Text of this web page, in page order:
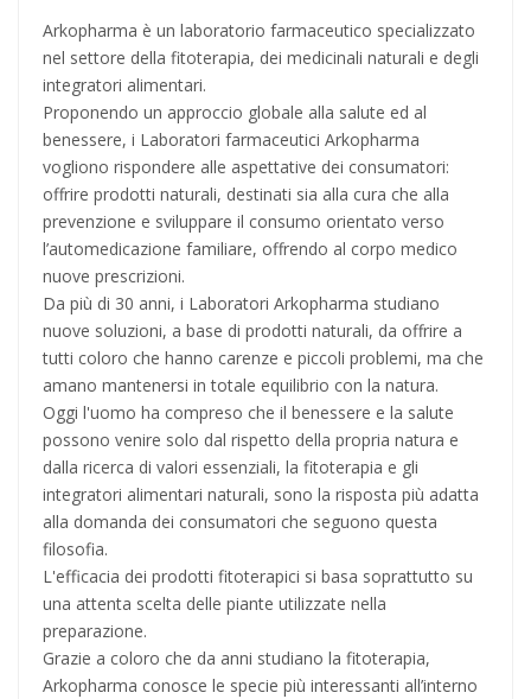
Arkopharma è un laboratorio farmaceutico specializzato
nel settore della fitoterapia, dei medicinali naturali e degli
integratori alimentari.
Proponendo un approccio globale alla salute ed al
benessere, i Laboratori farmaceutici Arkopharma
vogliono rispondere alle aspettative dei consumatori:
offrire prodotti naturali, destinati sia alla cura che alla
prevenzione e sviluppare il consumo orientato verso
l’automedicazione familiare, offrendo al corpo medico
nuove prescrizioni.
Da più di 30 anni, i Laboratori Arkopharma studiano
nuove soluzioni, a base di prodotti naturali, da offrire a
tutti coloro che hanno carenze e piccoli problemi, ma che
amano mantenersi in totale equilibrio con la natura.
Oggi l'uomo ha compreso che il benessere e la salute
possono venire solo dal rispetto della propria natura e
dalla ricerca di valori essenziali, la fitoterapia e gli
integratori alimentari naturali, sono la risposta più adatta
alla domanda dei consumatori che seguono questa
filosofia.
L'efficacia dei prodotti fitoterapici si basa soprattutto su
una attenta scelta delle piante utilizzate nella
preparazione.
Grazie a coloro che da anni studiano la fitoterapia,
Arkopharma conosce le specie più interessanti all’interno